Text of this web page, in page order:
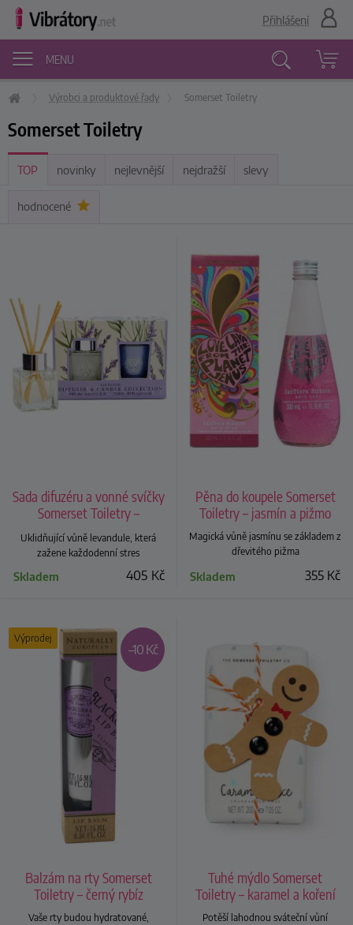
MENU
Přihlášení
Výrobci a produktové řady Somerset Toiletry
Somerset Toiletry
TOP novinky nejlevnější nejdražší slevy
hodnocené
Sada difuzéru a vonné svíčky
Somerset Toiletry –
levandule
Uklidňující vůně levandule, která
zažene každodenní stres
405 Kč
Skladem
Pěna do koupele Somerset
Toiletry – jasmín a pižmo
Magická vůně jasmínu se základem z
dřevitého pižma
355 Kč
Skladem
Výprodej
–10 Kč
Balzám na rty Somerset
Toiletry – černý rybíz
Vaše rty budou hydratované,
Tuhé mýdlo Somerset
Toiletry – karamel a koření
Potěší lahodnou sváteční vůní